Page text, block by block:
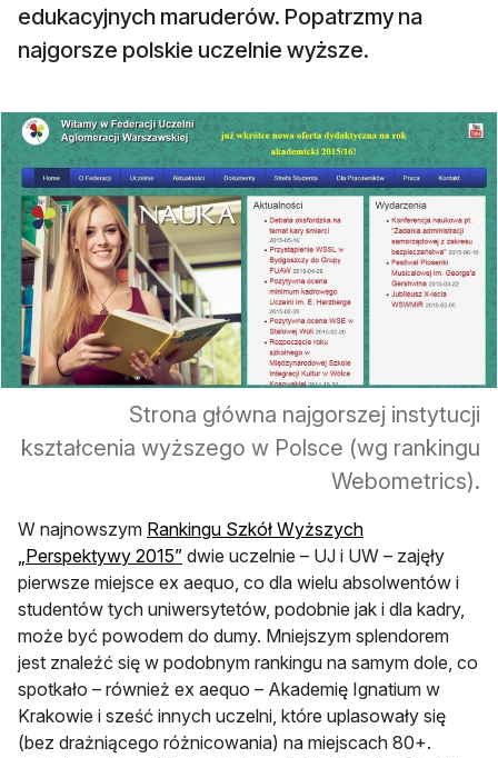
edukacyjnych maruderów. Popatrzmy na
najgorsze polskie uczelnie wyższe.
Strona główna najgorszej instytucji
kształcenia wyższego w Polsce (wg rankingu
Webometrics).
W najnowszym Rankingu Szkół Wyższych
„Perspektywy 2015” dwie uczelnie – UJ i UW – zajęły
pierwsze miejsce ex aequo, co dla wielu absolwentów i
studentów tych uniwersytetów, podobnie jak i dla kadry,
może być powodem do dumy. Mniejszym splendorem
jest znaleźć się w podobnym rankingu na samym dole, co
spotkało – również ex aequo – Akademię Ignatium w
Krakowie i sześć innych uczelni, które uplasowały się
(bez drażniącego różnicowania) na miejscach 80+.